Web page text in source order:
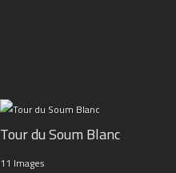
Tour du Soum Blanc
11 Images